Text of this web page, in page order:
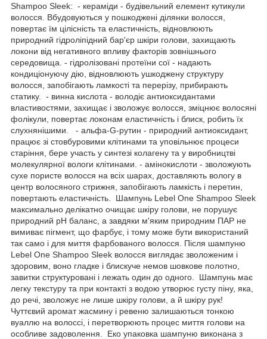
Shampoo Sleek: - кераміди - будівельний елемент кутикули
волосся. Вбудовуються у пошкоджені ділянки волосся,
повертає їм цілісність та еластичність, відновлюють
природний гідроліпідний бар'єр шкіри голови, захищають
локони від негативного впливу факторів зовнішнього
середовища. - гідролізовані протеїни сої - надають
кондиціонуючу дію, відновлюють ушкоджену структуру
волосся, запобігають ламкості та перерізу, прибирають
статику. - винна кислота - володіє антиоксидантами
властивостями, захищає і зволожує волосся, зміцнює волосяні
фолікули, повертає локонам еластичність і блиск, робить їх
слухнянішими. - альфа-G-рутин - природний антиоксидант,
працює зі стовбуровими клітинами та уповільнює процеси
старіння, бере участь у синтезі колагену та у виробництві
молекулярної вологи клітинами. - амінокислоти - зволожують
сухе пористе волосся на всіх шарах, доставляють вологу в
центр волосяного стрижня, запобігають ламкість і перетин,
повертають еластичність. Шампунь Lebel One Shampoo Sleek
максимально делікатно очищає шкіру голови, не порушує
природний рН баланс, а завдяки м'яким природним ПАР не
вимиває пігмент, що фарбує, і тому може бути використаний
так само і для миття фарбованого волосся. Після шампуню
Lebel One Shampoo Sleek волосся виглядає зволоженим і
здоровим, воно гладке і блискуче немов шовкове полотно,
завитки структуровані і лежать один до одного. Шампунь має
легку текстуру та при контакті з водою утворює густу піну, яка,
до речі, зволожує не лише шкіру голови, а й шкіру рук!
Чуттєвий аромат жасмину і ревеню залишаються тонкою
вуаллю на волоссі, і перетворюють процес миття голови на
особливе задоволення. Еко упаковка шампуню виконана з